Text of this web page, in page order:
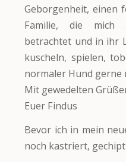
Geborgenheit, einen
Familie, die mich
betrachtet und in ihr
kuscheln, spielen,
normaler Hund gerne
Mit gewedelten
Euer Findus
Bevor ich in mein
noch kastriert,